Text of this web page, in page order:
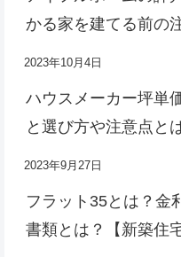
かる家を建てる前の
2023年10月4日
ハウスメーカー坪単
と選び方や注意点と
2023年9月27日
フラット35とは？金
書類とは？【新築住